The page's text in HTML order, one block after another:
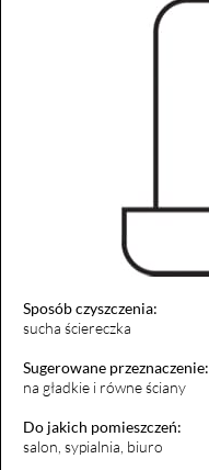
Sposób czyszczenia:
sucha ściereczka
Sugerowane przeznaczenie:
na gładkie i równe ściany
Do jakich pomieszczeń:
salon, sypialnia, biuro